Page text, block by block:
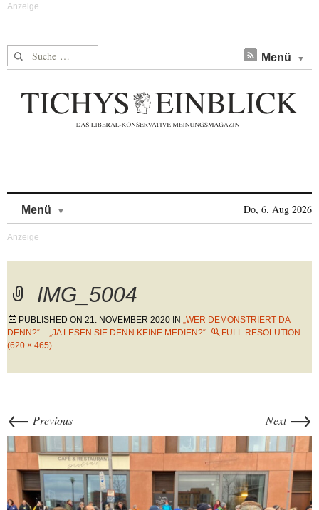
Suche nach: Menü
Menü Do, 6. Aug 2026
IMG_5004
PUBLISHED ON 21. NOVEMBER 2020 IN „WER DEMONSTRIERT DA
DENN?“ – „JA LESEN SIE DENN KEINE MEDIEN?“
FULL RESOLUTION
(620 × 465)
← Previous Next →